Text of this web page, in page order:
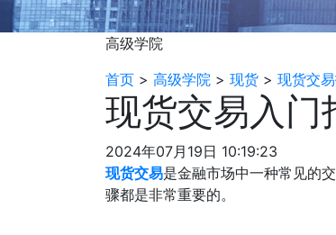
高级学院
首页 > 高级学院 > 现货 > 现货交
现货交易入门
2024年07月19日 10:19:23
现货交易是金融市场中一种常见的
骤都是非常重要的。